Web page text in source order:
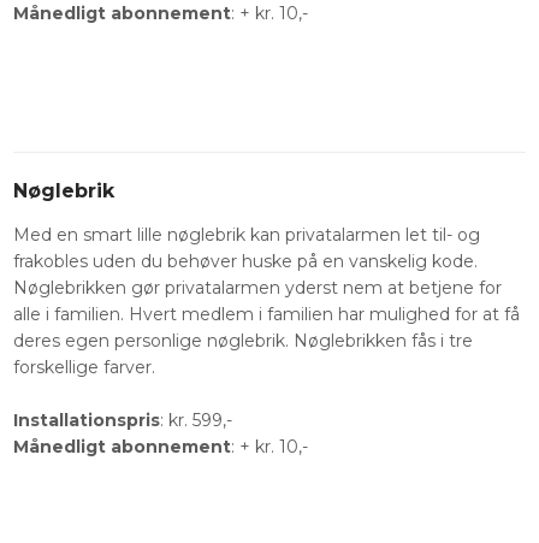
Månedligt abonnement: + kr. 10,-​
Nøglebrik
Med en smart lille nøglebrik kan privatalarmen let til- og
frakobles uden du behøver huske på en vanskelig kode.
Nøglebrikken gør privatalarmen yderst nem at betjene for
alle i familien. Hvert medlem i familien har mulighed for at få
deres egen personlige nøglebrik. Nøglebrikken fås i tre
forskellige farver.
Installationspris: kr. 599,-
Månedligt abonnement: + kr. 10,-